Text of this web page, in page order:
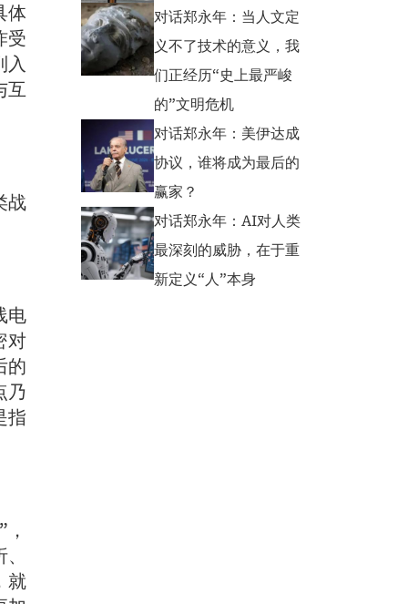
体
受
入
互
战
电
对
的
乃
指
就
对话郑永年：当人文定
义不了技术的意义，我
们正经历“史上最严峻
的”文明危机
对话郑永年：美伊达成
协议，谁将成为最后的
赢家？
对话郑永年：AI对人类
最深刻的威胁，在于重
新定义“人”本身